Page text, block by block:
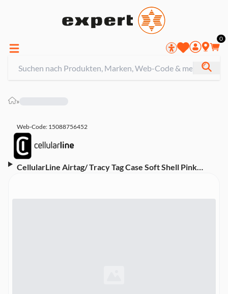
0
»
Web-Code: 15088756452
CellularLine Airtag/ Tracy Tag Case Soft Shell Pink